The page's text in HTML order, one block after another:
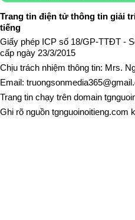
Trang tin điện tử thông tin giải
tiếng
Giấy phép ICP số 18/GP-TTĐT -
cấp ngày 23/3/2015
Chịu trách nhiệm thông tin: Mrs.
Email:
Trang tin chạy trên domain
Ghi rõ nguồn tgnguoinoitieng.com